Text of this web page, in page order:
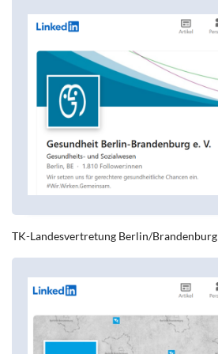
TK-Landesvertretung Berlin/Brandenburg